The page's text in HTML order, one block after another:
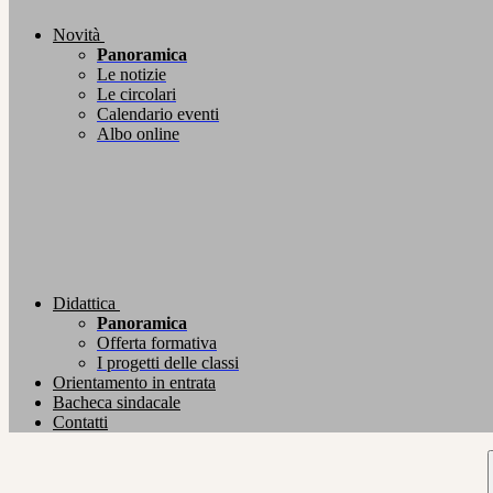
Novità
Panoramica
Le notizie
Le circolari
Calendario eventi
Albo online
Didattica
Panoramica
Offerta formativa
I progetti delle classi
Orientamento in entrata
Bacheca sindacale
Contatti